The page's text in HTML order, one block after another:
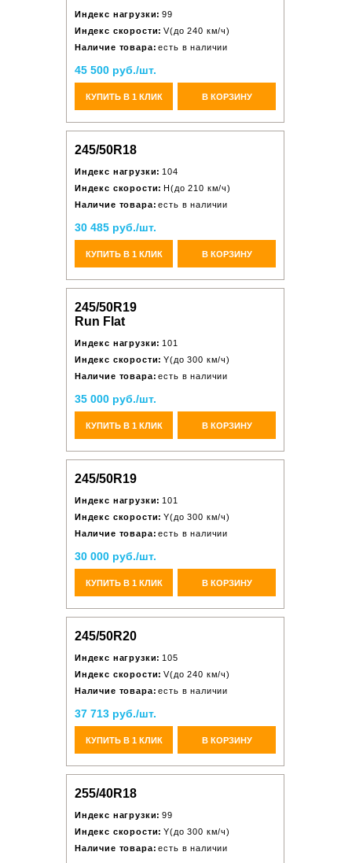
Индекс нагрузки: 99
Индекс скорости: V(до 240 км/ч)
Наличие товара: есть в наличии
45 500 руб./шт.
КУПИТЬ В 1 КЛИК В КОРЗИНУ
245/50R18
Индекс нагрузки: 104
Индекс скорости: H(до 210 км/ч)
Наличие товара: есть в наличии
30 485 руб./шт.
КУПИТЬ В 1 КЛИК В КОРЗИНУ
245/50R19
Run Flat
Индекс нагрузки: 101
Индекс скорости: Y(до 300 км/ч)
Наличие товара: есть в наличии
35 000 руб./шт.
КУПИТЬ В 1 КЛИК В КОРЗИНУ
245/50R19
Индекс нагрузки: 101
Индекс скорости: Y(до 300 км/ч)
Наличие товара: есть в наличии
30 000 руб./шт.
КУПИТЬ В 1 КЛИК В КОРЗИНУ
245/50R20
Индекс нагрузки: 105
Индекс скорости: V(до 240 км/ч)
Наличие товара: есть в наличии
37 713 руб./шт.
КУПИТЬ В 1 КЛИК В КОРЗИНУ
255/40R18
Индекс нагрузки: 99
Индекс скорости: Y(до 300 км/ч)
Наличие товара: есть в наличии